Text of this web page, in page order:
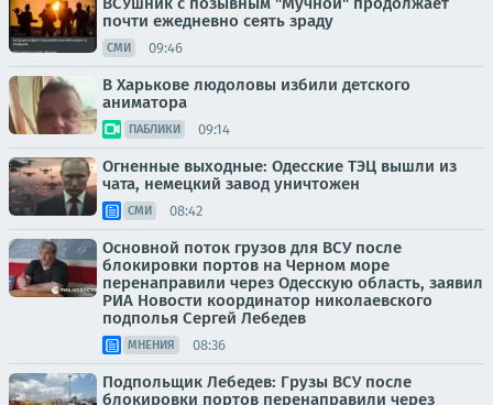
почти ежедневно сеять зраду
СМИ 09:46
В Харькове людоловы избили детского
аниматора
ПАБЛИКИ 09:14
Огненные выходные: Одесские ТЭЦ вышли из
чата, немецкий завод уничтожен
СМИ 08:42
Основной поток грузов для ВСУ после
блокировки портов на Черном море
перенаправили через Одесскую область, заявил
РИА Новости координатор николаевского
подполья Сергей Лебедев
МНЕНИЯ 08:36
Подпольщик Лебедев: Грузы ВСУ после
блокировки портов перенаправили через